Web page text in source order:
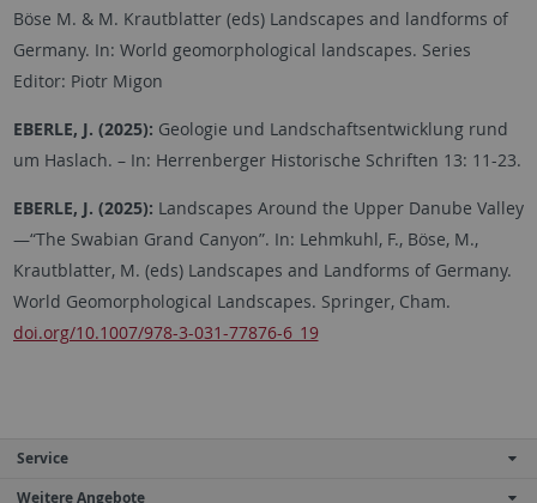
Böse M. & M. Krautblatter (eds) Landscapes and landforms of
Germany. In: World geomorphological landscapes. Series
Editor: Piotr Migon
EBERLE, J. (2025): Geologie und Landschaftsentwicklung rund
um Haslach. – In: Herrenberger Historische Schriften 13: 11-23.
EBERLE, J. (2025): Landscapes Around the Upper Danube Valley
—“The Swabian Grand Canyon”. In: Lehmkuhl, F., Böse, M.,
Krautblatter, M. (eds) Landscapes and Landforms of Germany.
World Geomorphological Landscapes. Springer, Cham.
doi.org/10.1007/978-3-031-77876-6_19
Service
Weitere Angebote